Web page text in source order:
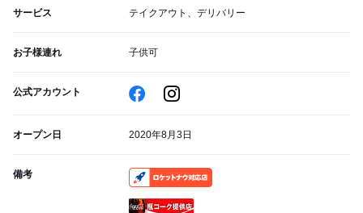
サービス テイクアウト、デリバリー
お子様連れ 子供可
公式アカウント
オープン日 2020年8月3日
備考